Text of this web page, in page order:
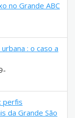
no Grande ABC
: o caso a
perfis
da Grande São